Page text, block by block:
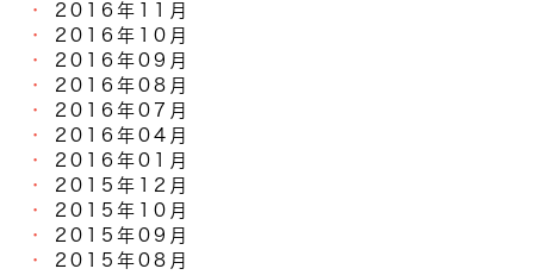
2016年11月
2016年10月
2016年09月
2016年08月
2016年07月
2016年04月
2016年01月
2015年12月
2015年10月
2015年09月
2015年08月